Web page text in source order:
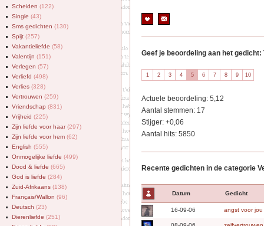
Geef je beoordeling aan het gedicht:
Actuele beoordeling: 5,12
Aantal stemmen: 17
Stijger: +0,06
Aantal hits: 5850
Recente gedichten in de categorie
Datum Gedicht
16-09-06 angst voor jou
Scheiden (122)
Single (43)
Sms gedichten (130)
Spijt (257)
Vakantieliefde (58)
Valentijn (151)
Verlegen (57)
Verliefd (498)
Verlies (328)
Vertrouwen (259)
Vriendschap (831)
Vrijheid (225)
Zijn liefde voor haar(297)
Zijn liefde voor hem (62)
English (555)
Onmogelijke liefde (499)
Dood & liefde (665)
God is liefde (284)
Zuid-Afrikaans (138)
Français/Wallon (96)
Deutsch (23)
Dierenliefde (251)